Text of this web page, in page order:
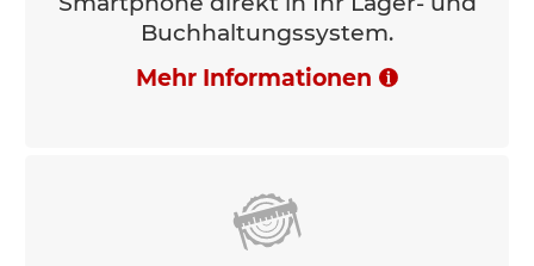
Buchhaltungssystem.
Mehr Informationen